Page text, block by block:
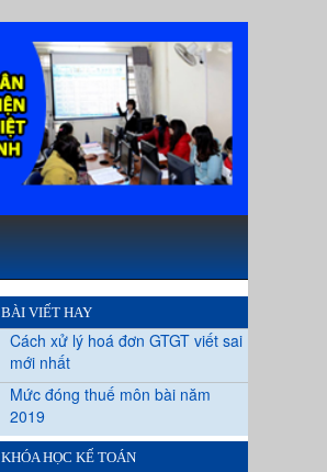
BÀI VIẾT HAY
Cách xử lý hoá đơn GTGT viết sai
mới nhất
Mức đóng thuế môn bài năm
2019
KHÓA HỌC KẾ TOÁN